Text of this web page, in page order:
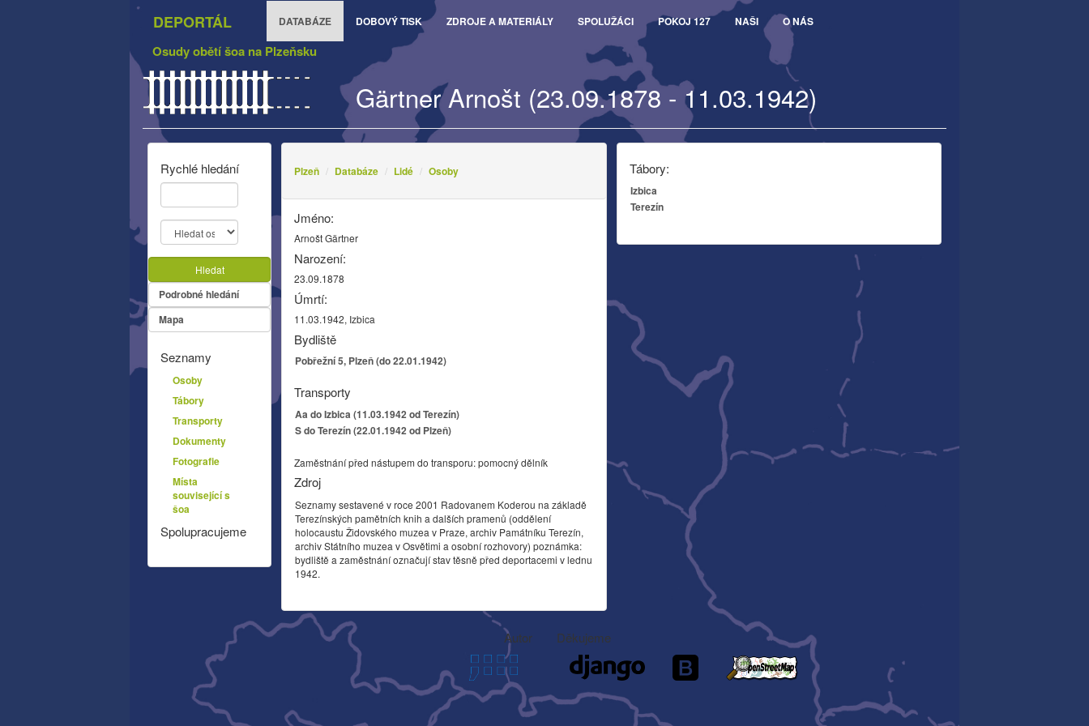
DEPORTÁL DATABÁZE DOBOVÝ TISK ZDROJE A MATERIÁLY SPOLUŽÁCI POKOJ 127 NAŠI O NÁS
Osudy obětí šoa na Plzeňsku
Gärtner Arnošt (23.09.1878 - 11.03.1942)
Tábory:
Izbica
Terezín
Plzeň Databáze Lidé Osoby
Jméno:
Arnošt Gärtner
Narození:
23.09.1878
Úmrtí:
11.03.1942, Izbica
Bydliště
Pobřežní 5, Plzeň (do 22.01.1942)
Transporty
Aa do Izbica (11.03.1942 od Terezín)
S do Terezín (22.01.1942 od Plzeň)
Zaměstnání před nástupem do transporu: pomocný dělník
Zdroj
Seznamy sestavené v roce 2001 Radovanem Koderou na základě
Terezínských pamětních knih a dalších pramenů (oddělení
holocaustu Židovského muzea v Praze, archiv Památníku Terezín,
archiv Státního muzea v Osvětimi a osobní rozhovory) poznámka:
bydliště a zaměstnání označují stav těsně před deportacemi v lednu
1942.
Rychlé hledání
Hledat
Podrobné hledání
Mapa
Seznamy
Osoby
Tábory
Transporty
Dokumenty
Fotografie
Místa
související s
šoa
Spolupracujeme
Autor Děkujeme